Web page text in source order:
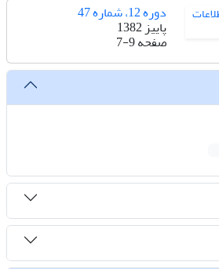
دوره 12، شماره 47
پاییز 1382
صفحه7-9